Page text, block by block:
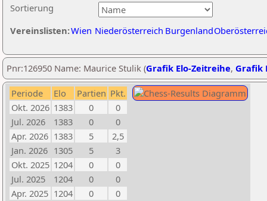
Sortierung
Vereinslisten:Wien Niederösterreich Burgenland
Pnr:126950 Name: Maurice Stulik (Grafik Elo-Zeitreihe, Grafik
Periode Elo Partien Pkt.
Okt. 2026 1383 0
0
Jul. 2026
1383 0
0
Apr. 2026 1383 5
2,5
Jan. 2026 1305 5
3
Okt. 2025 1204 0
0
Jul. 2025
1204 0
0
Apr. 2025 1204 0
0